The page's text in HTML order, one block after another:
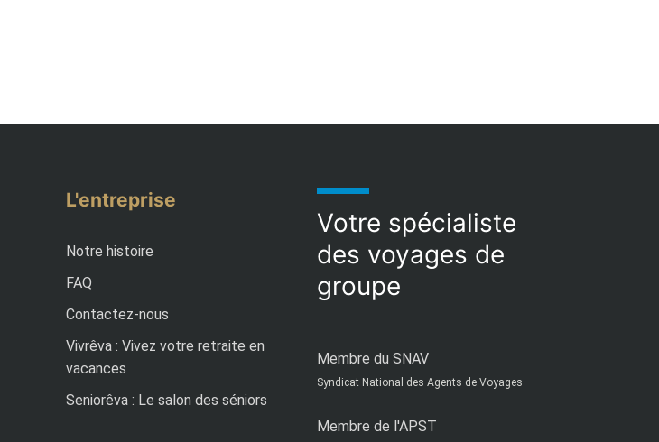
L'entreprise
Notre histoire
FAQ
Contactez-nous
Vivrêva : Vivez votre retraite en
vacances
Seniorêva : Le salon des séniors
Votre spécialiste
des voyages de
groupe
Membre du SNAV
Syndicat National des Agents de Voyages
Membre de l'APST